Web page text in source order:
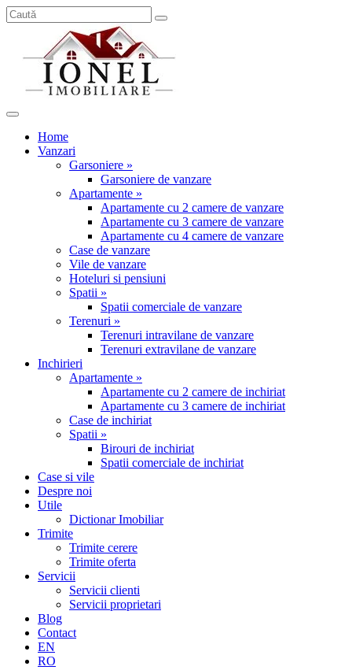
Home
Vanzari
Garsoniere »
Garsoniere de vanzare
Apartamente »
Apartamente cu 2 camere de vanzare
Apartamente cu 3 camere de vanzare
Apartamente cu 4 camere de vanzare
Case de vanzare
Vile de vanzare
Hoteluri si pensiuni
Spatii »
Spatii comerciale de vanzare
Terenuri »
Terenuri intravilane de vanzare
Terenuri extravilane de vanzare
Inchirieri
Apartamente »
Apartamente cu 2 camere de inchiriat
Apartamente cu 3 camere de inchiriat
Case de inchiriat
Spatii »
Birouri de inchiriat
Spatii comerciale de inchiriat
Case si vile
Despre noi
Utile
Dictionar Imobiliar
Trimite
Trimite cerere
Trimite oferta
Servicii
Servicii clienti
Servicii proprietari
Blog
Contact
EN
RO